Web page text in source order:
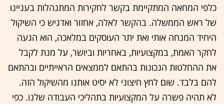
כלפי המחאה המתקיימת בקשר לחקירות המתנהלות בעניינו
של ראש הממשלה. בהקשר לאלה, אחזור ואדגיש כי השיקול
היחיד המנחה אותי ואת יתר העוסקים במלאכה, הוא הגעה
לחקר האמת, במקצועיות, באחריות וביושר, על מנת לקבל
את ההחלטות הנכונות בהתאם לממצאים הראייתיים ובהתאם
להם בלבד. שום לחץ חיצוני לא יסיט אותנו מהשיקול הזה.
לא תהיה פשרה על המקצועיות בתהליכי העבודה שלנו. כפי